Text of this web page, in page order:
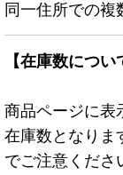
同一住所での複
【在庫数につい
商品ページに表
在庫数となりま
でご注意くださ